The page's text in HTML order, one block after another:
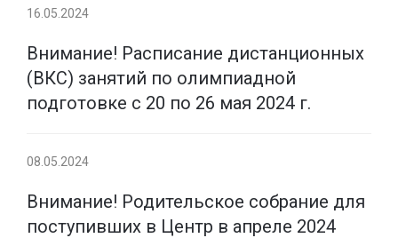
16.05.2024
Внимание! Расписание дистанционных
(ВКС) занятий по олимпиадной
подготовке с 20 по 26 мая 2024 г.
08.05.2024
Внимание! Родительское собрание для
поступивших в Центр в апреле 2024